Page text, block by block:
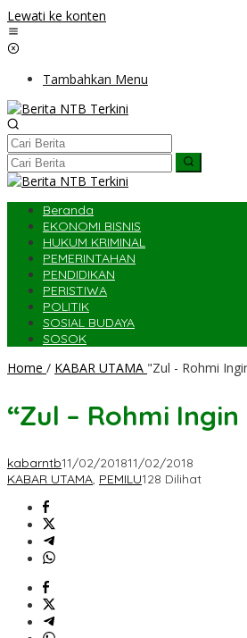
Lewati ke konten
Tambahkan Menu
Beranda
EKONOMI BISNIS
HUKUM KRIMINAL
PEMERINTAHAN
PENDIDIKAN
PERISTIWA
POLITIK
SOSIAL BUDAYA
SOSOK
Home / KABAR UTAMA "Zul - Rohmi
“Zul – Rohmi
kabarntb11/02/201811/02/2018
KABAR UTAMA, PEMILU128 Dilihat